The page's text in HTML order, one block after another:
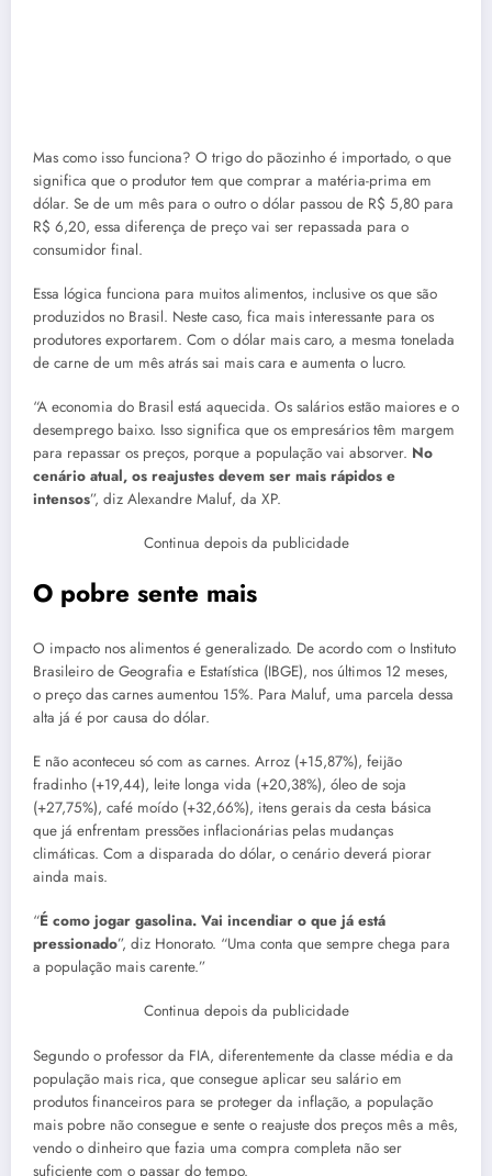
Mas como isso funciona? O trigo do pãozinho é importado, o que
significa que o produtor tem que comprar a matéria-prima em
dólar. Se de um mês para o outro o dólar passou de R$ 5,80 para
R$ 6,20, essa diferença de preço vai ser repassada para o
consumidor final.
Essa lógica funciona para muitos alimentos, inclusive os que são
produzidos no Brasil. Neste caso, fica mais interessante para os
produtores exportarem. Com o dólar mais caro, a mesma tonelada
de carne de um mês atrás sai mais cara e aumenta o lucro.
“A economia do Brasil está aquecida. Os salários estão maiores e o
desemprego baixo. Isso significa que os empresários têm margem
para repassar os preços, porque a população vai absorver. No
cenário atual, os reajustes devem ser mais rápidos e
intensos”, diz Alexandre Maluf, da XP.
Continua depois da publicidade
O pobre sente mais
O impacto nos alimentos é generalizado. De acordo com o Instituto
Brasileiro de Geografia e Estatística (IBGE), nos últimos 12 meses,
o preço das carnes aumentou 15%. Para Maluf, uma parcela dessa
alta já é por causa do dólar.
E não aconteceu só com as carnes. Arroz (+15,87%), feijão
fradinho (+19,44), leite longa vida (+20,38%), óleo de soja
(+27,75%), café moído (+32,66%), itens gerais da cesta básica
que já enfrentam pressões inflacionárias pelas mudanças
climáticas. Com a disparada do dólar, o cenário deverá piorar
ainda mais.
“É como jogar gasolina. Vai incendiar o que já está
pressionado”, diz Honorato. “Uma conta que sempre chega para
a população mais carente.”
Continua depois da publicidade
Segundo o professor da FIA, diferentemente da classe média e da
população mais rica, que consegue aplicar seu salário em
produtos financeiros para se proteger da inflação, a população
mais pobre não consegue e sente o reajuste dos preços mês a mês,
vendo o dinheiro que fazia uma compra completa não ser
suficiente com o passar do tempo.